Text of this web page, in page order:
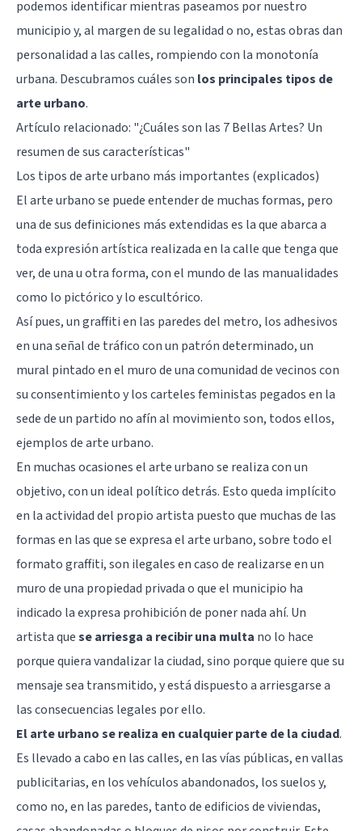
podemos identificar mientras paseamos por nuestro
municipio y, al margen de su legalidad o no, estas obras dan
personalidad a las calles, rompiendo con la monotonía
urbana. Descubramos cuáles son los principales tipos de
arte urbano.
Artículo relacionado: "¿Cuáles son las 7 Bellas Artes? Un
resumen de sus características"
Los tipos de arte urbano más importantes (explicados)
El arte urbano se puede entender de muchas formas, pero
una de sus definiciones más extendidas es la que abarca a
toda expresión artística realizada en la calle que tenga que
ver, de una u otra forma, con el mundo de las manualidades
como lo pictórico y lo escultórico.
Así pues, un graffiti en las paredes del metro, los adhesivos
en una señal de tráfico con un patrón determinado, un
mural pintado en el muro de una comunidad de vecinos con
su consentimiento y los carteles feministas pegados en la
sede de un partido no afín al movimiento son, todos ellos,
ejemplos de arte urbano.
En muchas ocasiones el arte urbano se realiza con un
objetivo, con un ideal político detrás. Esto queda implícito
en la actividad del propio artista puesto que muchas de las
formas en las que se expresa el arte urbano, sobre todo el
formato graffiti, son ilegales en caso de realizarse en un
muro de una propiedad privada o que el municipio ha
indicado la expresa prohibición de poner nada ahí. Un
artista quese arriesga a recibir una multa no lo hace
porque quiera vandalizar la ciudad, sino porque quiere que su
mensaje sea transmitido, y está dispuesto a arriesgarse a
las consecuencias legales por ello.
El arte urbano se realiza en cualquier parte de la ciudad.
Es llevado a cabo en las calles, en las vías públicas, en vallas
publicitarias, en los vehículos abandonados, los suelos y,
como no, en las paredes, tanto de edificios de viviendas,